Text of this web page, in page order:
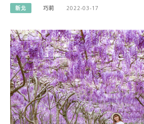
新北 巧莉 2022-03-17